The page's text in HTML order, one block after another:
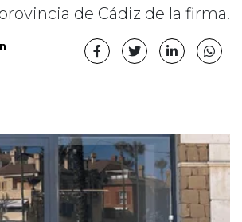
de Cádiz de la firma.